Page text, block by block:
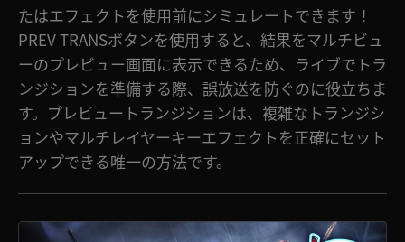
たはエフェクトを使用前にシミュレートできます！
PREV TRANSボタンを使用すると、結果をマルチビュ
ーのプレビュー画面に表示できるため、ライブでトラ
ンジションを準備する際、誤放送を防ぐのに役立ちま
す。プレビュートランジションは、複雑なトランジシ
ョンやマルチレイヤーキーエフェクトを正確にセット
アップできる唯一の方法です。